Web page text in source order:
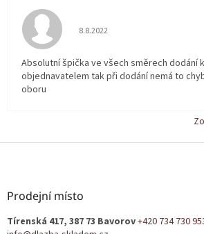
Hodnocení obchodu je 5 z 5
8.8.2022
Absolutní špička ve všech směrech dodání
objednavatelem tak při dodání nemá to
oboru
Z
Prodejní místo
Tírenská 417, 387 73 Bavorov+420 734 730